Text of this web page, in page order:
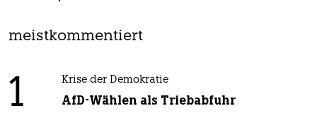
meistkommentiert
1 Krise der Demokratie
AfD-Wählen als Triebabfuhr